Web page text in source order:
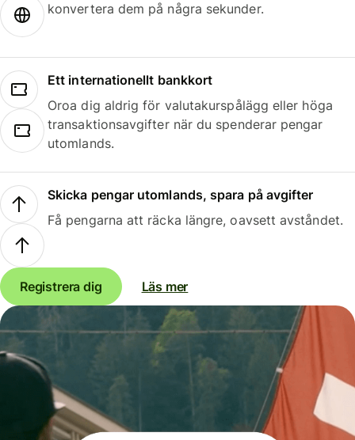
konvertera dem på några sekunder.
Ett internationellt bankkort
Oroa dig aldrig för valutakurspålägg eller höga
transaktionsavgifter när du spenderar pengar
utomlands.
Skicka pengar utomlands, spara på avgifter
Få pengarna att räcka längre, oavsett avståndet.
Registrera dig Läs mer